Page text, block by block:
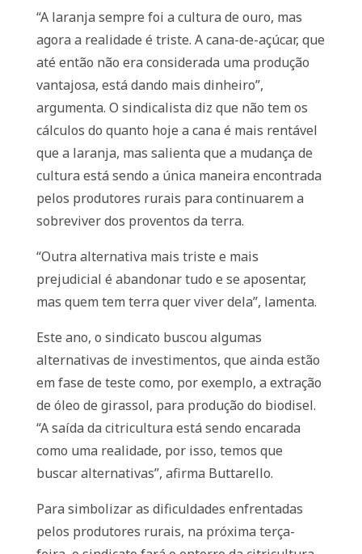
“A laranja sempre foi a cultura de ouro, mas
agora a realidade é triste. A cana-de-açúcar, que
até então não era considerada uma produção
vantajosa, está dando mais dinheiro”,
argumenta. O sindicalista diz que não tem os
cálculos do quanto hoje a cana é mais rentável
que a laranja, mas salienta que a mudança de
cultura está sendo a única maneira encontrada
pelos produtores rurais para continuarem a
sobreviver dos proventos da terra.
“Outra alternativa mais triste e mais
prejudicial é abandonar tudo e se aposentar,
mas quem tem terra quer viver dela”, lamenta.
Este ano, o sindicato buscou algumas
alternativas de investimentos, que ainda estão
em fase de teste como, por exemplo, a extração
de óleo de girassol, para produção do biodisel.
“A saída da citricultura está sendo encarada
como uma realidade, por isso, temos que
buscar alternativas”, afirma Buttarello.
Para simbolizar as dificuldades enfrentadas
pelos produtores rurais, na próxima terça-